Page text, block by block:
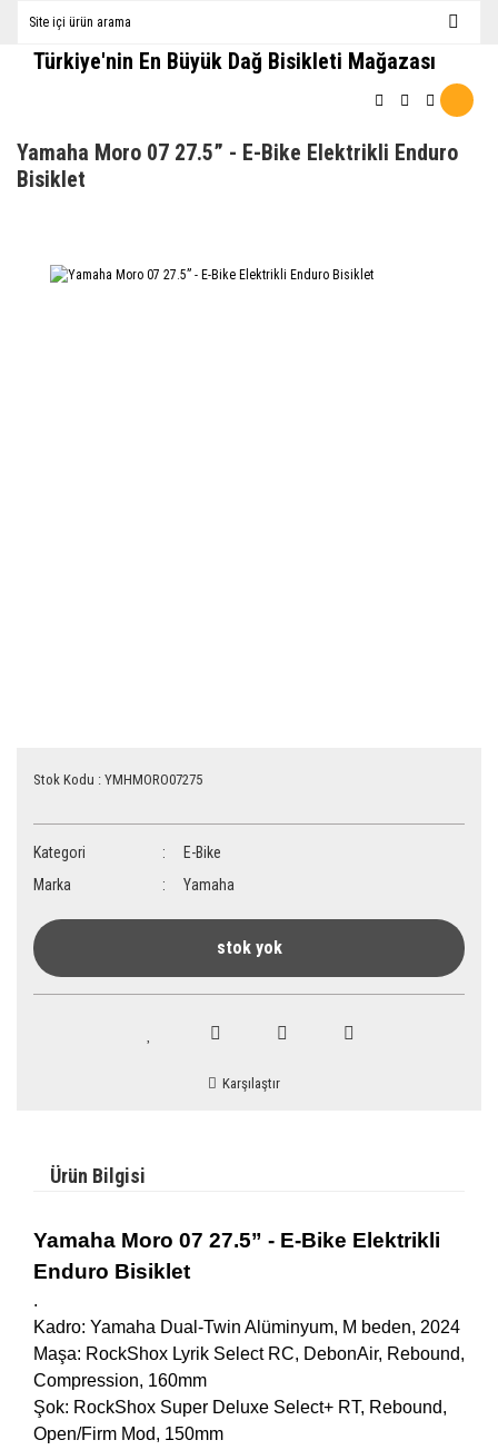
Türkiye'nin En Büyük Dağ Bisikleti Mağazası
Yamaha Moro 07 27.5” - E-Bike Elektrikli Enduro
Bisiklet
Stok Kodu : YMHMORO07275
Kategori
E-Bike
Marka
Yamaha
stok yok
Karşılaştır
Ürün Bilgisi
Yamaha Moro 07 27.5” - E-Bike Elektrikli
Enduro Bisiklet
.
Kadro: Yamaha Dual-Twin Alüminyum, M beden, 2024
Maşa: RockShox Lyrik Select RC, DebonAir, Rebound,
Compression, 160mm
Şok: RockShox Super Deluxe Select+ RT, Rebound,
Open/Firm Mod, 150mm